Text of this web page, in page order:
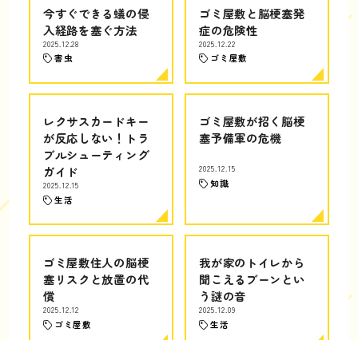
今すぐできる蟻の侵
入経路を塞ぐ方法
2025.12.28
害虫
ゴミ屋敷と脳梗塞発
症の危険性
2025.12.22
ゴミ屋敷
レクサスカードキー
が反応しない！トラ
ブルシューティング
ガイド
2025.12.15
生活
ゴミ屋敷が招く脳梗
塞予備軍の危機
2025.12.15
知識
ゴミ屋敷住人の脳梗
塞リスクと放置の代
償
2025.12.12
ゴミ屋敷
我が家のトイレから
聞こえるブーンとい
う謎の音
2025.12.09
生活